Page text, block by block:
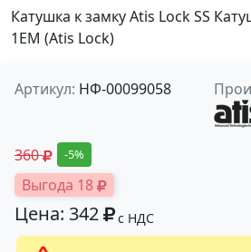
Катушка к замку Atis Lock SS
1EM (Atis Lock)
Артикул: НФ-00099058
360 -5%
Выгода 18
Цена: 342 с НДС